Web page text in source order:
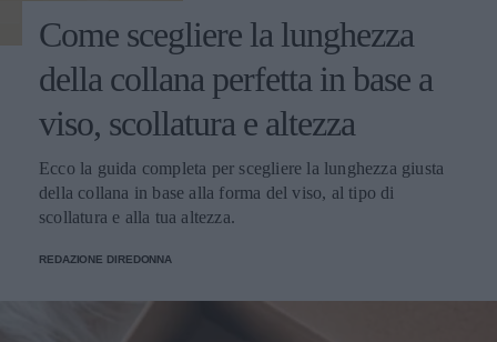
Come scegliere la lunghezza
della collana perfetta in base a
viso, scollatura e altezza
Ecco la guida completa per scegliere la lunghezza giusta
della collana in base alla forma del viso, al tipo di
scollatura e alla tua altezza.
REDAZIONE DIREDONNA